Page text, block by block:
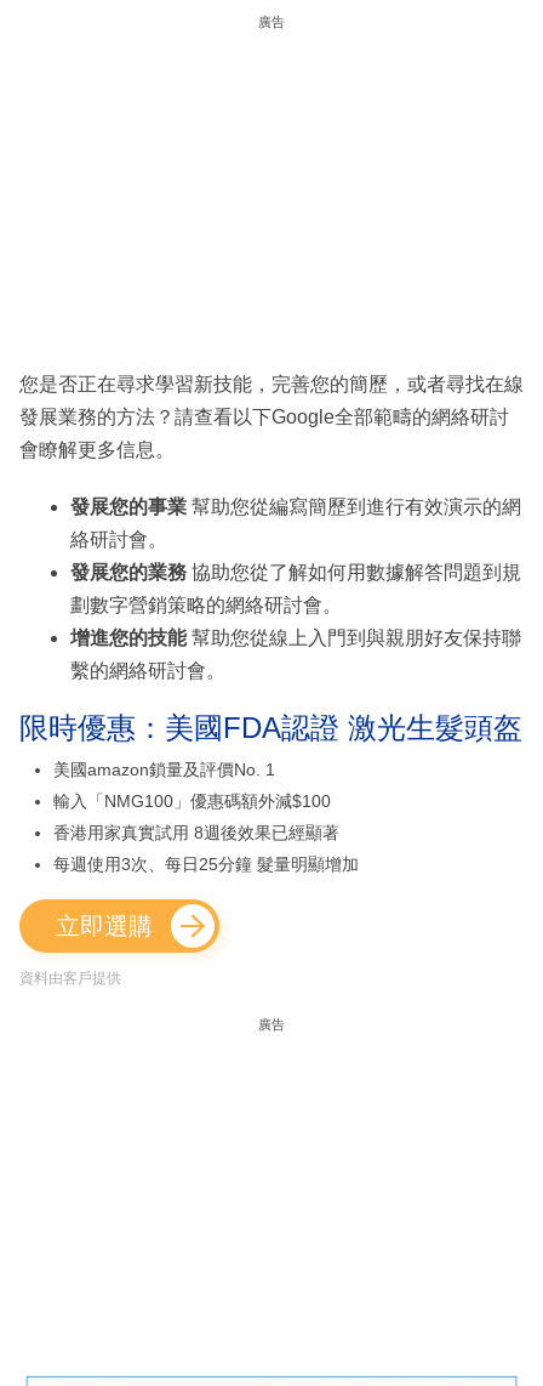
廣告
您是否正在尋求學習新技能，完善您的簡歷，或者尋找在線
發展業務的方法？請查看以下Google全部範疇的網絡研討
會瞭解更多信息。
發展您的事業 幫助您從編寫簡歷到進行有效演示的網
絡研討會。
發展您的業務 協助您從了解如何用數據解答問題到規
劃數字營銷策略的網絡研討會。
增進您的技能幫助您從線上入門到與親朋好友保持聯
繫的網絡研討會。
限時優惠：美國FDA認證 激光生髮頭盔
美國amazon鎖量及評價No. 1
輸入「NMG100」優惠碼額外減$100
香港用家真實試用 8週後效果已經顯著
每週使用3次、每日25分鐘 髮量明顯增加
立即選購
資料由客戶提供
廣告